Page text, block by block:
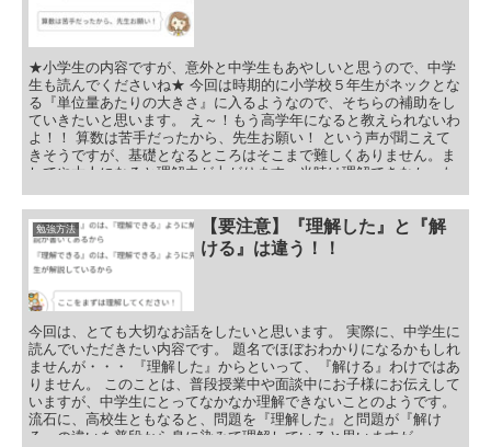
★小学生の内容ですが、意外と中学生もあやしいと思うので、中学
生も読んでくださいね★ 今回は時期的に小学校５年生がネックとな
る『単位量あたりの大きさ』に入るようなので、そちらの補助をし
ていきたいと思います。 え～！もう高学年になると教えられないわ
よ！！ 算数は苦手だったから、先生お願い！ という声が聞こえて
きそうですが、基礎となるところはそこまで難しくありません。ま
してや大人になると理解力が上がります。当時は理解できなかった
なので、ご自宅で手が止まっているお子様にちょっと教えてあげて
下さい。ただ・・・ お母さん！すごい！ と、なればいいのです
が、やはり肉親となると、 なんで、こんなことができないの！！
そんなこと言ったって、わからないんだもん！ とケンカになりが
ち・・・（ここで、『こんなこと』とは絶対に言ってはいけませ
ん。） 一から十まで教えてしまうと、そういったことになりがちだ
と思います。 お子様の思考力を伸ばすために、ちょっとしたヒント
を与えてあげるくらいが好ましいと思います。 と、いうことで、私
が小学生に指導している内容等をお伝えします。もし、可能であれ
ば使ってみて下さい。
勉強方法
【要注意】『理解した』と『解
ける』は違う！！
今回は、とても大切なお話をしたいと思います。 実際に、中学生に
読んでいただきたい内容です。 題名でほぼおわかりになるかもしれ
ませんが・・・ 『理解した』からといって、『解ける』わけではあ
りません。 このことは、普段授業中や面談中にお子様にお伝えして
いますが、中学生にとってなかなか理解できないことのようです。
流石に、高校生ともなると、問題を『理解した』と問題が『解け
る』の違いを普段から身に染みて理解していると思いますが・・・